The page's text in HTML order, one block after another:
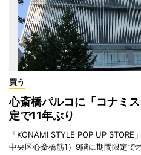
買う
心斎橋パルコに「コナミ
定で11年ぶり
「KONAMI STYLE POP UP
中央区心斎橋筋1）9階に期間限定で